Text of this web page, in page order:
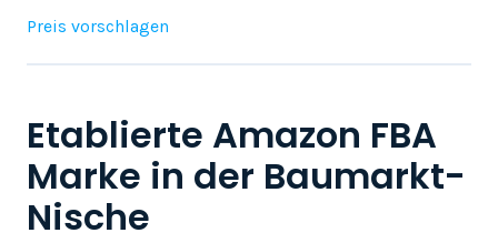
Etablierte Amazon FBA
Marke in der Baumarkt-
Nische
Preis vorschlagen